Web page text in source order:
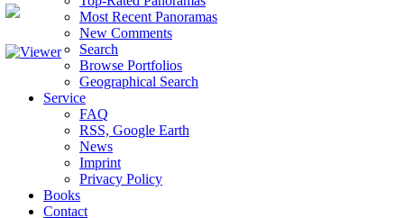
Most Recent Panoramas
New Comments
Search
Browse Portfolios
Geographical Search
Service
FAQ
RSS, Google Earth
News
Imprint
Privacy Policy
Books
Contact